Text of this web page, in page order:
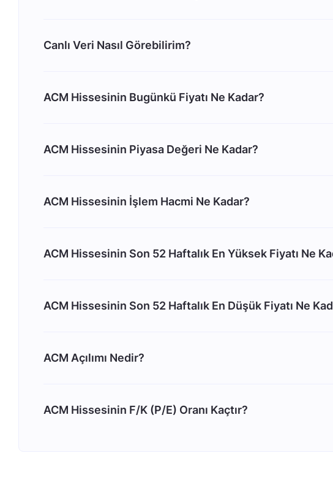
Canlı Veri Nasıl Görebilirim?
ACM Hissesinin Bugünkü Fiyatı Ne Kadar?
ACM Hissesinin Piyasa Değeri Ne Kadar?
ACM Hissesinin İşlem Hacmi Ne Kadar?
ACM Hissesinin Son 52 Haftalık En Yüksek Fiyatı Ne
ACM Hissesinin Son 52 Haftalık En Düşük Fiyatı Ne
ACM Açılımı Nedir?
ACM Hissesinin F/K (P/E) Oranı Kaçtır?